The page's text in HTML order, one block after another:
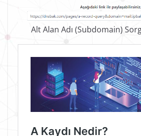
Alt Alan Adı (Subdomain)